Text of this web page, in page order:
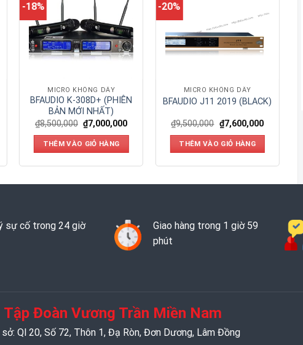
-18%
MICRO KHÔNG DÂY
BFAUDIO K-308D+ (PHIÊN
BẢN MỚI NHẤT)
₫8,500,000 ₫7,000,000
THÊM VÀO GIỎ HÀNG
-20%
MICRO KHÔNG DÂY
BFAUDIO J11 2019 (BLACK)
₫9,500,000 ₫7,600,000
THÊM VÀO GIỎ HÀNG
sự cố trong 24 giờ
Giao hàng trong 1 giờ 59
phút
Tập Đoàn Vương Trần Miền Nam
Ql 20, Số 72, Thôn 1, Đạ Ròn, Đơn Dương, Lâm Đồng